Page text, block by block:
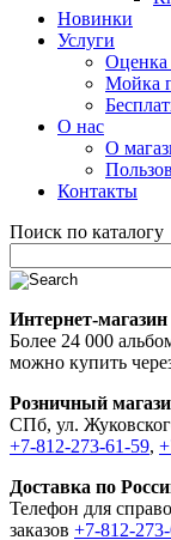
Новинки
Услуги
Оценка
Мойка
О нас
О
Контакты
Поиск по каталогу
Интернет-магазин
Более 24 000
можно купить
Розничный
СПб, ул.
+7-812-273-61-59,
Доставка по
Телефон для
заказов +7-812-